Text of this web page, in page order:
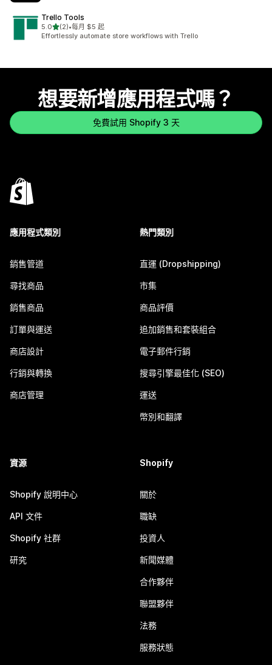
Trello Tools
5.0滿分 5 顆星
(2)
共有 2 則評價
•每月 $5 起
Effortlessly automate store workflows with Trello
想要新增應用程式嗎？
免費試用 Shopify 3 天
應用程式類別
銷售管道
尋找商品
銷售商品
訂單與運送
商店設計
行銷與轉換
商店管理
熱門類別
直運 (Dropshipping)
市集
商品評價
追加銷售和套裝組合
電子郵件行銷
搜尋引擎最佳化 (SEO)
運送
幣別和翻譯
資源
Shopify 說明中心
API 文件
Shopify 社群
研究
Shopify
關於
職缺
投資人
新聞媒體
合作夥伴
聯盟夥伴
法務
服務狀態